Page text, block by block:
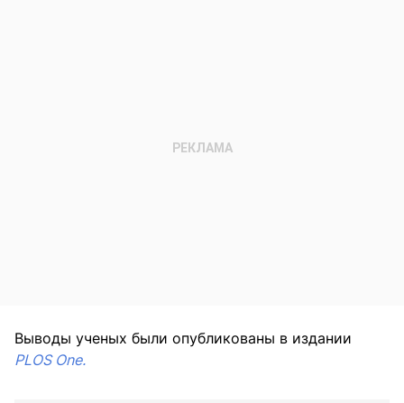
Выводы ученых были опубликованы в издании
PLOS One.